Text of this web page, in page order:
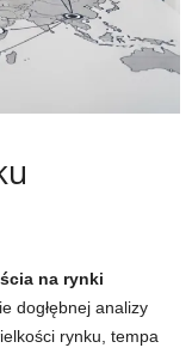
na rynki
dogłębnej analizy
rynku, tempa